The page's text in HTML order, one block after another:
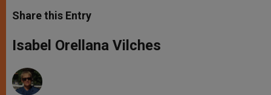
t
s
p
p
s
e
g
e
e
b
o
k
r
Share this Entry
Isabel Orellana Vilches